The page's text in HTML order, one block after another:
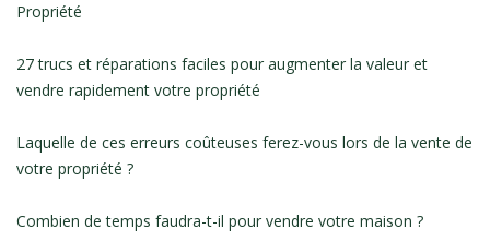
Propriété
27 trucs et réparations faciles pour augmenter la valeur et
vendre rapidement votre propriété
Laquelle de ces erreurs coûteuses ferez-vous lors de la vente de
votre propriété ?
Combien de temps faudra-t-il pour vendre votre maison ?